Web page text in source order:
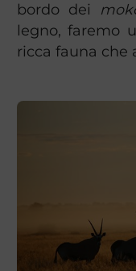
bordo dei
legno, faremo
ricca fauna che